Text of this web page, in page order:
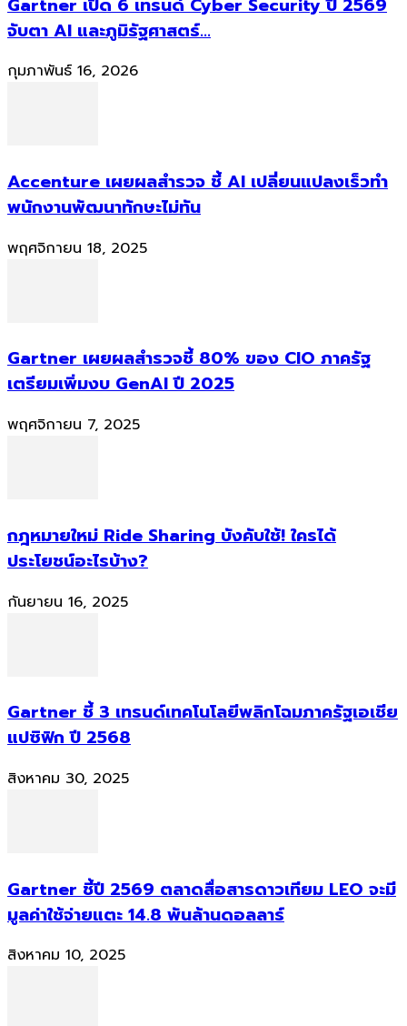
จับตา AI และภูมิรัฐศาสตร์...
กุมภาพันธ์ 16, 2026
Accenture เผยผลสำรวจ ชี้ AI เปลี่ยนแปลงเร็วทำ
พนักงานพัฒนาทักษะไม่ทัน
พฤศจิกายน 18, 2025
Gartner เผยผลสำรวจชี้ 80% ของ CIO ภาครัฐ
เตรียมเพิ่มงบ GenAI ปี 2025
พฤศจิกายน 7, 2025
กฎหมายใหม่ Ride Sharing บังคับใช้! ใครได้
ประโยชน์อะไรบ้าง?
กันยายน 16, 2025
Gartner ชี้ 3 เทรนด์เทคโนโลยีพลิกโฉมภาครัฐเอเชีย
แปซิฟิก ปี 2568
สิงหาคม 30, 2025
Gartner ชี้ปี 2569 ตลาดสื่อสารดาวเทียม LEO จะมี
มูลค่าใช้จ่ายแตะ 14.8 พันล้านดอลลาร์
สิงหาคม 10, 2025